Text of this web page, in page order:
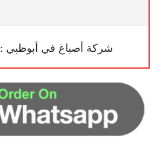
شركة أصباغ في أبوظبي : 0564780811